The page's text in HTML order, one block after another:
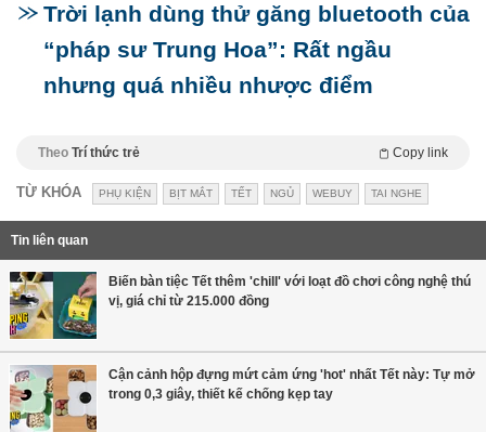
Trời lạnh dùng thử găng bluetooth của
“pháp sư Trung Hoa”: Rất ngầu
nhưng quá nhiều nhược điểm
Theo Trí thức trẻ Copy link
TỪ KHÓA PHỤ KIỆN BỊT MẮT TẾT NGỦ WEBUY TAI NGHE
Tin liên quan
Biến bàn tiệc Tết thêm 'chill' với loạt đồ chơi công nghệ thú
vị, giá chỉ từ 215.000 đồng
Cận cảnh hộp đựng mứt cảm ứng 'hot' nhất Tết này: Tự mở
trong 0,3 giây, thiết kế chống kẹp tay